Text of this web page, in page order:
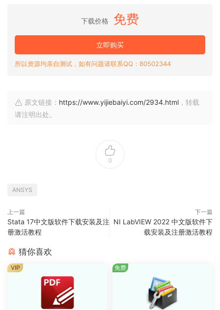
下载价格 免费
立即购买
所以资源均亲自测试，如有问题请联系QQ：80502344
原文链接： https://www.yijiebaiyi.com/2934.html ，转载
请注明出处。
0
ANSYS
上一篇
Stata 17中文版软件下载安装及注
册激活教程
下一篇
NI LabVIEW 2022 中文版软件下
载安装及注册激活教程
猜你喜欢
VIP 免费